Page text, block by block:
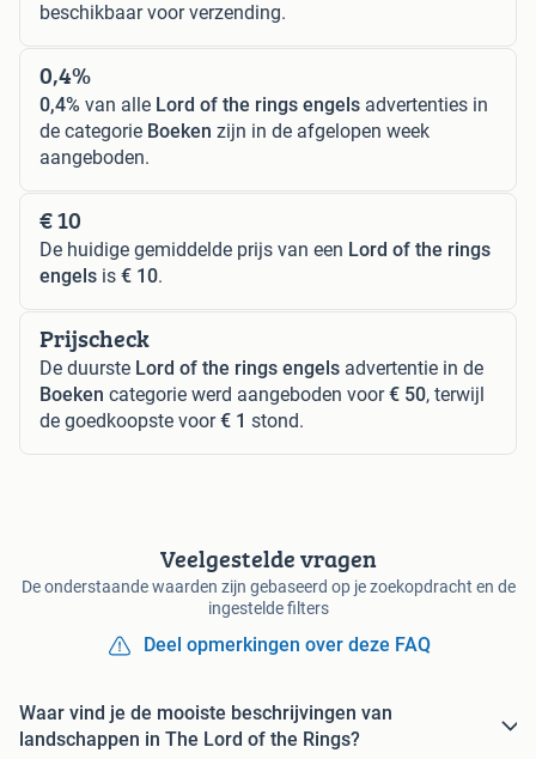
beschikbaar voor verzending.
0,4%
0,4% van alle Lord of the rings engels advertenties in
de categorie Boeken zijn in de afgelopen week
aangeboden.
€ 10
De huidige gemiddelde prijs van een Lord of the rings
engels is € 10.
Prijscheck
De duurste Lord of the rings engels advertentie in de
Boeken categorie werd aangeboden voor€ 50, terwijl
de goedkoopste voor€ 1 stond.
Veelgestelde vragen
De onderstaande waarden zijn gebaseerd op je zoekopdracht en de
ingestelde filters
Deel opmerkingen over deze FAQ
Waar vind je de mooiste beschrijvingen van
landschappen in The Lord of the Rings?